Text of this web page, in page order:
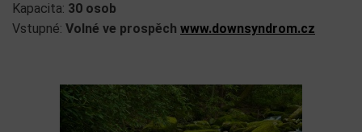
Kapacita: 30 osob
Vstupné: Volné ve prospěch www.downsyndrom.cz